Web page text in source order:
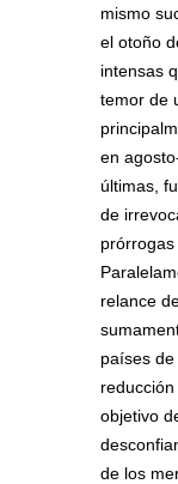
mismo
el otoño
intensas
temor de
en
últimas,
de
prórrogas
relance
países
objetivo
de los